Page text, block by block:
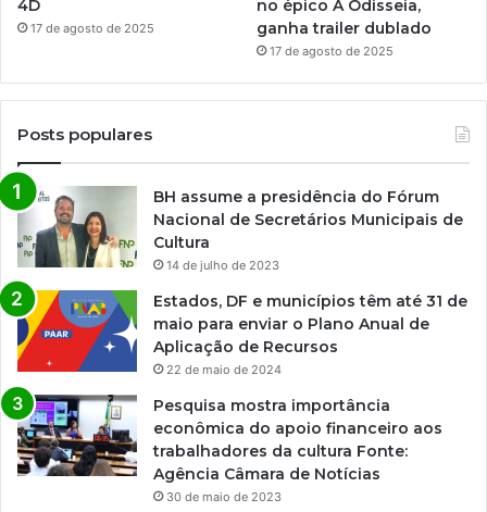
4D
17 de agosto de 2025
no épico A Odisseia,
ganha trailer dublado
17 de agosto de 2025
Posts populares
BH assume a presidência do Fórum
Nacional de Secretários Municipais de
Cultura
14 de julho de 2023
Estados, DF e municípios têm até 31 de
maio para enviar o Plano Anual de
Aplicação de Recursos
22 de maio de 2024
Pesquisa mostra importância
econômica do apoio financeiro aos
trabalhadores da cultura Fonte:
Agência Câmara de Notícias
30 de maio de 2023